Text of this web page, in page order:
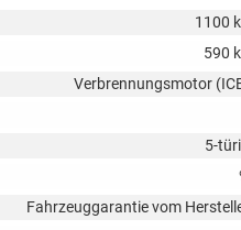
1100
590
Verbrennungsmotor
5-
Fahrzeuggarantie vom